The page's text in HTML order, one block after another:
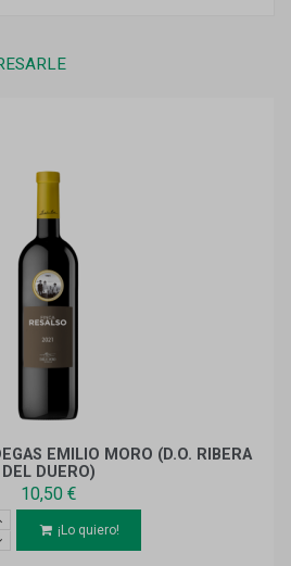
EMILIO MORO (D.O. RIBERA
DEL DUERO)
10,50 €
¡Lo quiero!